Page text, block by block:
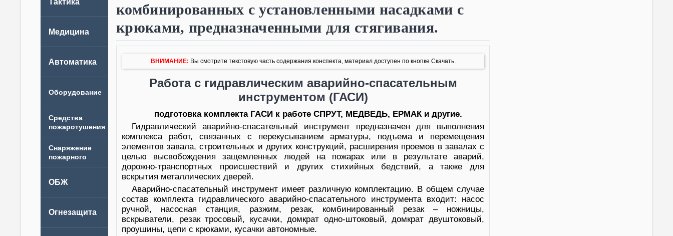
комбинированных с установленными насадками с
крюками, предназначенными для стягивания.
ВНИМАНИЕ: Вы смотрите текстовую часть содержания конспекта, материал доступен по кнопке Скачать.
Работа с гидравлическим аварийно-спасательным
инструментом (ГАСИ)
подготовка комплекта ГАСИ к работе СПРУТ, МЕДВЕДЬ, ЕРМАК и другие.
Гидравлический аварийно-спасательный инструмент предназначен для выполнения
комплекса работ, связанных с перекусыванием арматуры, подъема и перемещения
элементов завала, строительных и других конструкций, расширения проемов в завалах с
целью высвобождения защемленных людей на пожарах или в результате аварий,
дорожно-транспортных происшествий и других стихийных бедствий, а также для
вскрытия металлических дверей.
Аварийно-спасательный инструмент имеет различную комплектацию. В общем случае
состав комплекта гидравлического аварийно-спасательного инструмента входит: насос
ручной, насосная станция, разжим, резак, комбинированный резак – ножницы,
вскрыватели, резак тросовый, кусачки, домкрат одно-штоковый, домкрат двуштоковый,
проушины, цепи с крюками, кусачки автономные.